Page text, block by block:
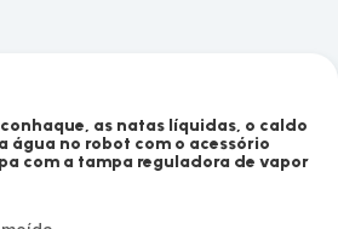
as natas líquidas, o caldo
água no robot com o acessório
com a tampa reguladora de vapor